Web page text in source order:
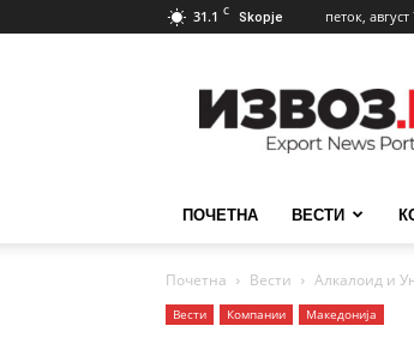
31.1 C Skopje петок,
ПОЧЕТНА ВЕСТИ
Почетна Вести Алкалоид и
Вести Компании Македонија